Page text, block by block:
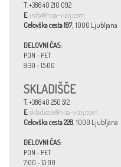
T: +386 40 210 092
E: info@hisa-vizij.com
Celovška cesta 197, 1000 Ljubljana
DELOVNI ČAS:
PON - PET
9:30 - 15:00
SKLADIŠČE
T: +386 40 250 512
E:skladisce@hisa-vizij.com
Celovška cesta 228, 1000 Ljubljana
DELOVNI ČAS:
PON - PET
7:00 - 15:00